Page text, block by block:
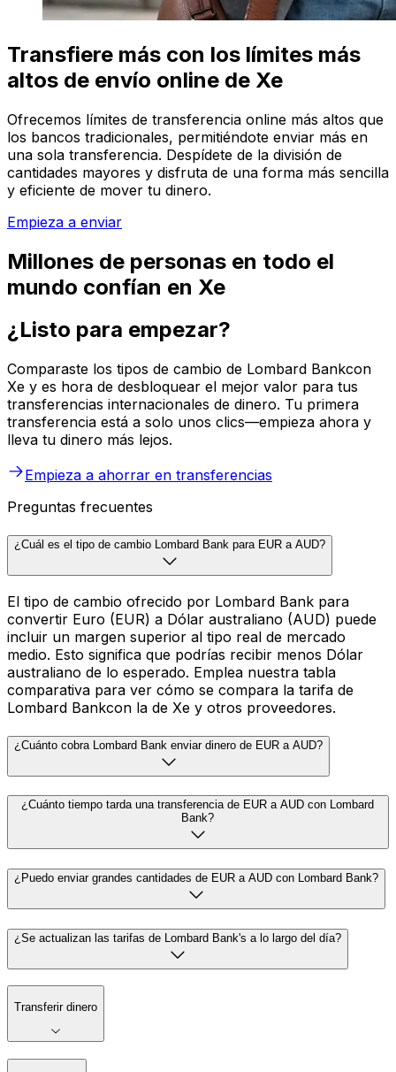
Transfiere más con los límites más
altos de envío online de Xe
Ofrecemos límites de transferencia online más altos que
los bancos tradicionales, permitiéndote enviar más en
una sola transferencia. Despídete de la división de
cantidades mayores y disfruta de una forma más sencilla
y eficiente de mover tu dinero.
Empieza a enviar
Millones de personas en todo el
mundo confían en Xe
¿Listo para empezar?
Comparaste los tipos de cambio de Lombard Bankcon
Xe y es hora de desbloquear el mejor valor para tus
transferencias internacionales de dinero. Tu primera
transferencia está a solo unos clics—empieza ahora y
lleva tu dinero más lejos.
Empieza a ahorrar en transferencias
Preguntas frecuentes
¿Cuál es el tipo de cambio Lombard Bank para EUR a AUD?
El tipo de cambio ofrecido por Lombard Bank para
convertir Euro (EUR) a Dólar australiano (AUD) puede
incluir un margen superior al tipo real de mercado
medio. Esto significa que podrías recibir menos Dólar
australiano de lo esperado. Emplea nuestra tabla
comparativa para ver cómo se compara la tarifa de
Lombard Bankcon la de Xe y otros proveedores.
¿Cuánto cobra Lombard Bank enviar dinero de EUR a AUD?
¿Cuánto tiempo tarda una transferencia de EUR a AUD con Lombard
Bank?
¿Puedo enviar grandes cantidades de EUR a AUD con Lombard Bank?
¿Se actualizan las tarifas de Lombard Bank's a lo largo del día?
Transferir dinero